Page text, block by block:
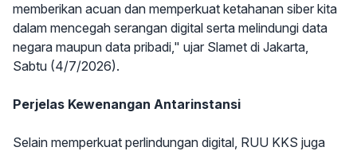
memberikan acuan dan memperkuat ketahanan siber kita
dalam mencegah serangan digital serta melindungi data
negara maupun data pribadi," ujar Slamet di Jakarta,
Sabtu (4/7/2026).
Perjelas Kewenangan Antarinstansi
Selain memperkuat perlindungan digital, RUU KKS juga